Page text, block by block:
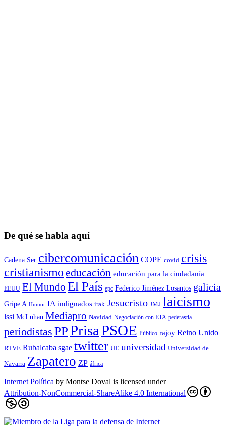
De qué se habla aquí
Cadena Ser cibercomunicación COPE covid crisis
cristianismo educación educación para la ciudadaní­a
EEUU El Mundo El País epc Federico Jiménez Losantos galicia
Gripe A Humor IA indignados irak Jesucristo JMJ laicismo
lssi McLuhan Mediapro Navidad Negociación con ETA pederastia
periodistas PPPrisaPSOE Público rajoy Reino Unido
RTVE Rubalcaba sgae twitter UE universidad Universidad de
Navarra Zapatero ZP áfrica
Internet Política by Montse Doval is licensed under
Attribution-NonCommercial-ShareAlike 4.0 International